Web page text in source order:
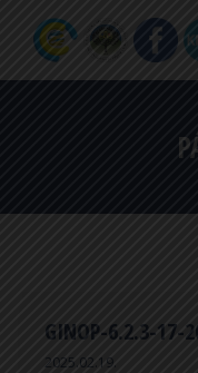
GINOP-6.2.3-17-
2025.02.19.